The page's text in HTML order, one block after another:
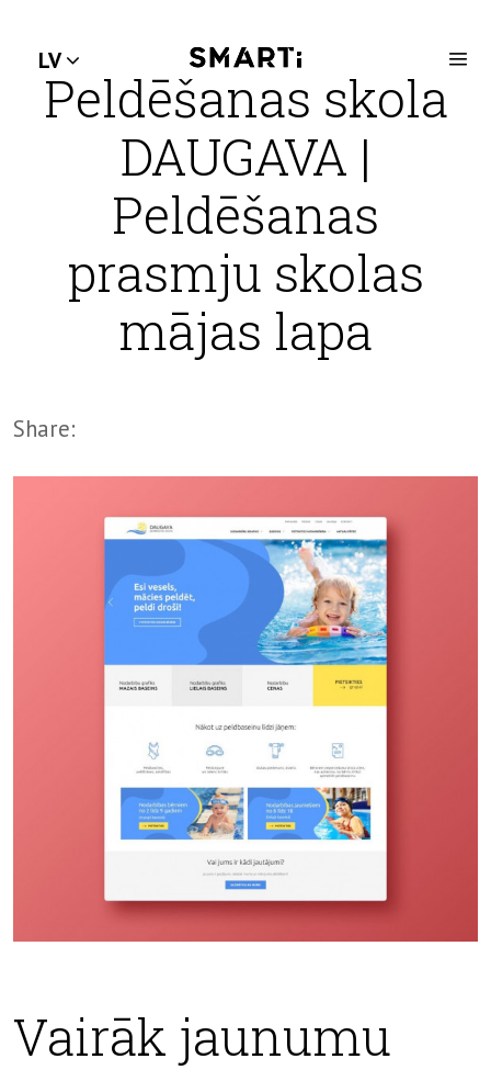
LV
Peldēšanas skola
DAUGAVA |
Peldēšanas
prasmju skolas
mājas lapa
Share:
Vairāk jaunumu